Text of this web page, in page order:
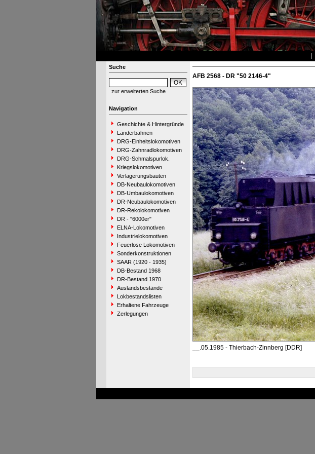
Suche
zur erweiterten Suche
Navigation
Geschichte & Hintergründe
Länderbahnen
DRG-Einheitslokomotiven
DRG-Zahnradlokomotiven
DRG-Schmalspurlok.
Kriegslokomotiven
Verlagerungsbauten
DB-Neubaulokomotiven
DB-Umbaulokomotiven
DR-Neubaulokomotiven
DR-Rekolokomotiven
DR - "6000er"
ELNA-Lokomotiven
Industrielokomotiven
Feuerlose Lokomotiven
Sonderkonstruktionen
SAAR (1920 - 1935)
DB-Bestand 1968
DR-Bestand 1970
Auslandsbestände
Lokbestandslisten
Erhaltene Fahrzeuge
Zerlegungen
AFB 2568 - DR "50 2146-4"
__.05.1985 - Thierbach-Zinnberg [DDR]